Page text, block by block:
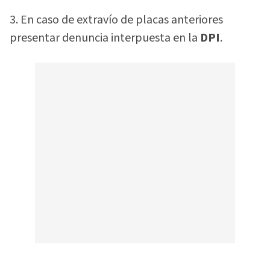
3. En caso de extravío de placas anteriores
presentar denuncia interpuesta en la DPI.